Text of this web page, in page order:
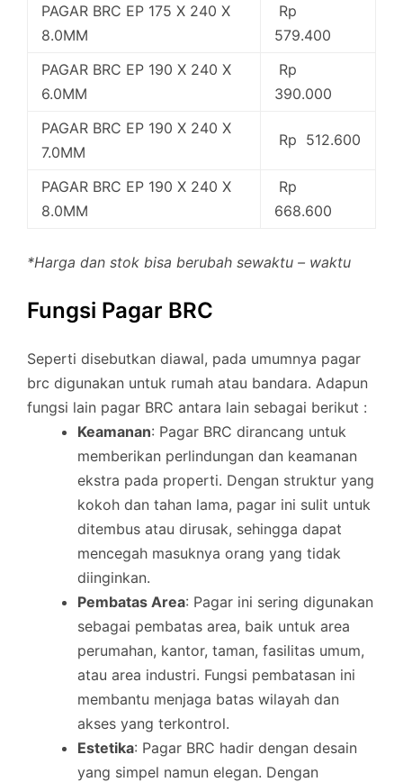
PAGAR BRC EP 175 X 240 X
8.0MM
Rp
579.400
PAGAR BRC EP 190 X 240 X
6.0MM
Rp
390.000
PAGAR BRC EP 190 X 240 X
7.0MM
Rp 512.600
PAGAR BRC EP 190 X 240 X
8.0MM
Rp
668.600
*Harga dan stok bisa berubah sewaktu – waktu
Fungsi Pagar BRC
Seperti disebutkan diawal, pada umumnya pagar
brc digunakan untuk rumah atau bandara. Adapun
fungsi lain pagar BRC antara lain sebagai berikut :
Keamanan: Pagar BRC dirancang untuk
memberikan perlindungan dan keamanan
ekstra pada properti. Dengan struktur yang
kokoh dan tahan lama, pagar ini sulit untuk
ditembus atau dirusak, sehingga dapat
mencegah masuknya orang yang tidak
diinginkan.
Pembatas Area: Pagar ini sering digunakan
sebagai pembatas area, baik untuk area
perumahan, kantor, taman, fasilitas umum,
atau area industri. Fungsi pembatasan ini
membantu menjaga batas wilayah dan
akses yang terkontrol.
Estetika: Pagar BRC hadir dengan desain
yang simpel namun elegan. Dengan